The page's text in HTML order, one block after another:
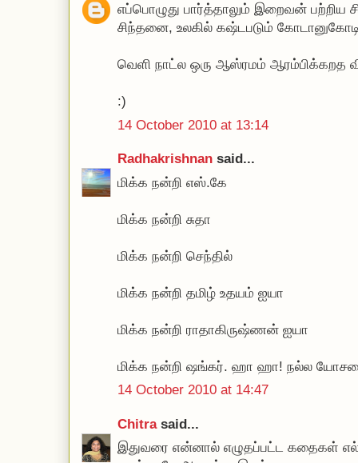
எப்பொழுது பார்த்தாலும் இறைவன் பற்றிய
சிந்தனை, உலகில் கஷ்டபடும்
வெளி நாட்ல ஒரு ஆஸ்ரமம் ஆரம்பிக்கறத
:)
14 October 2010 at 13:14
Radhakrishnan said...
மிக்க நன்றி எஸ்.கே
மிக்க நன்றி சுதா
மிக்க நன்றி செந்தில்
மிக்க நன்றி தமிழ் உதயம் ஐயா
மிக்க நன்றி ராதாகிருஷ்ணன் ஐயா
மிக்க நன்றி ஷங்கர். ஹா ஹா! நல்ல
14 October 2010 at 14:47
Chitrasaid...
இதுவரை என்னால் எழுதப்பட்ட கதைகள்